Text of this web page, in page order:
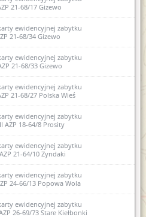
do karty ewidencyjnej
do wojewódzkiej
35-59/22 Sarnowo
nowej karty ewidencyjnej
AZP23-62/22 Myki
do karty ewidencyjnej
do wojewódzkiej
63/48 Rejczuchy Zalesie
do wojewódzkiej ewidencji
zabytku archeologicznego
zabytków XVI AZP 22-
karty ewidencyjnej zabytku
do wojewódzkiej ewidencji
21-68/17 Gizewo
ewidencyjnej zabytku
21-68/34 Gizewo
ewidencyjnej zabytku
21-68/33 Gizewo
ewidencyjnej zabytku
21-68/27 Polska Wieś
ewidencyjnej zabytku
AZP 18-64/8 Prosity
ewidencyjnej zabytku
21-64/10 Zyndaki
ewidencyjnej zabytku
24-66/13 Popowa Wola
ewidencyjnej zabytku
26-69/73 Stare Kiełbonki